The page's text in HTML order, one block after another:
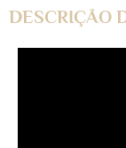
DESCRIÇÃO